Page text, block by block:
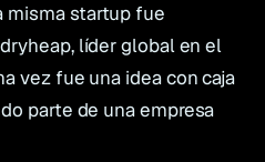
misma startup fue
líder global en el
vez fue una idea con caja
parte de una empresa